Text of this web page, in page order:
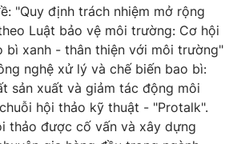
"Quy định trách nhiệm mở rộng
Luật bảo vệ môi trường: Cơ hội
bì xanh - thân thiện với môi trường"
nghệ xử lý và chế biến bao bì:
sản xuất và giảm tác động môi
hội thảo kỹ thuật - "Protalk".
thảo được cố vấn và xây dựng